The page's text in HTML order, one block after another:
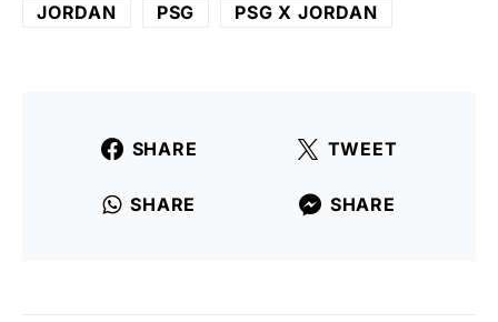
JORDAN PSG PSG X JORDAN
SHARE TWEET
SHARE SHARE